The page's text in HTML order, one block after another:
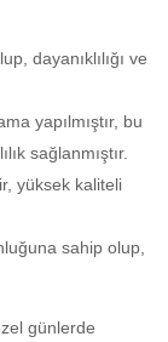
dayanıklılığı ve
yapılmıştır, bu
sağlanmıştır.
yüksek kaliteli
sahip olup,
günlerde